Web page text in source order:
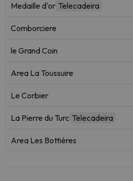
Medaille d'or Telecadeira
Comborciere
le Grand Coin
Area La Toussuire
Le Corbier
La Pierre du Turc Telecadeira
Area Les Bottières